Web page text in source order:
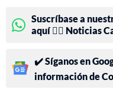
Suscríbase a
aquí 👉🏻 Noticias
✔️ Síganos en
información de